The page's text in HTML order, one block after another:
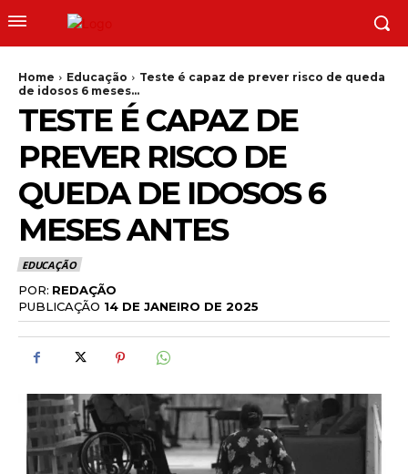
Home Educação
Teste é capaz de prever risco de queda
de idosos 6 meses...
TESTE É CAPAZ DE
PREVER RISCO DE
QUEDA DE IDOSOS 6
MESES ANTES
EDUCAÇÃO
POR: REDAÇÃO
PUBLICAÇÃO 14 DE JANEIRO DE 2025